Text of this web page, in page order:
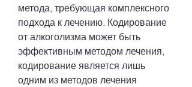
метода, требующая комплексного
подхода к лечению. Кодирование
от алкоголизма может быть
эффективным методом лечения,
кодирование является лишь
одним из методов лечения